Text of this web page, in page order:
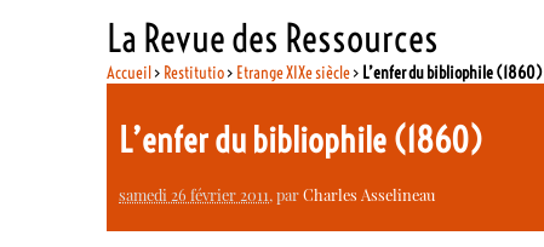
La Revue des Ressources
Accueil> Restitutio> Etrange XIXe siècle> L’enfer du bibliophile (1860)
L’enfer du bibliophile (1860)
samedi 26 février 2011, parCharles Asselineau